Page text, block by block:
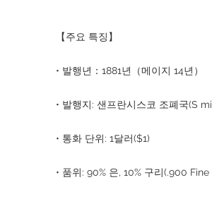
【주요 특징】
• 발행년：1881년（메이지 14년）
• 발행지: 샌프란시스코 조폐국(S
• 통화 단위: 1달러($1)
• 품위: 90% 은, 10% 구리(.900